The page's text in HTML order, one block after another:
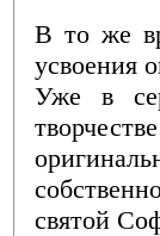
В то же
усвоения
Уже в
святой